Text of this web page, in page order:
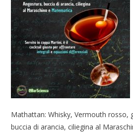
Mathattan: Whisky, Vermouth rosso,
buccia di arancia, ciliegina al